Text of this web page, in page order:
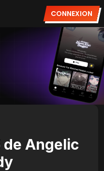
CONNEXION
de Angelic